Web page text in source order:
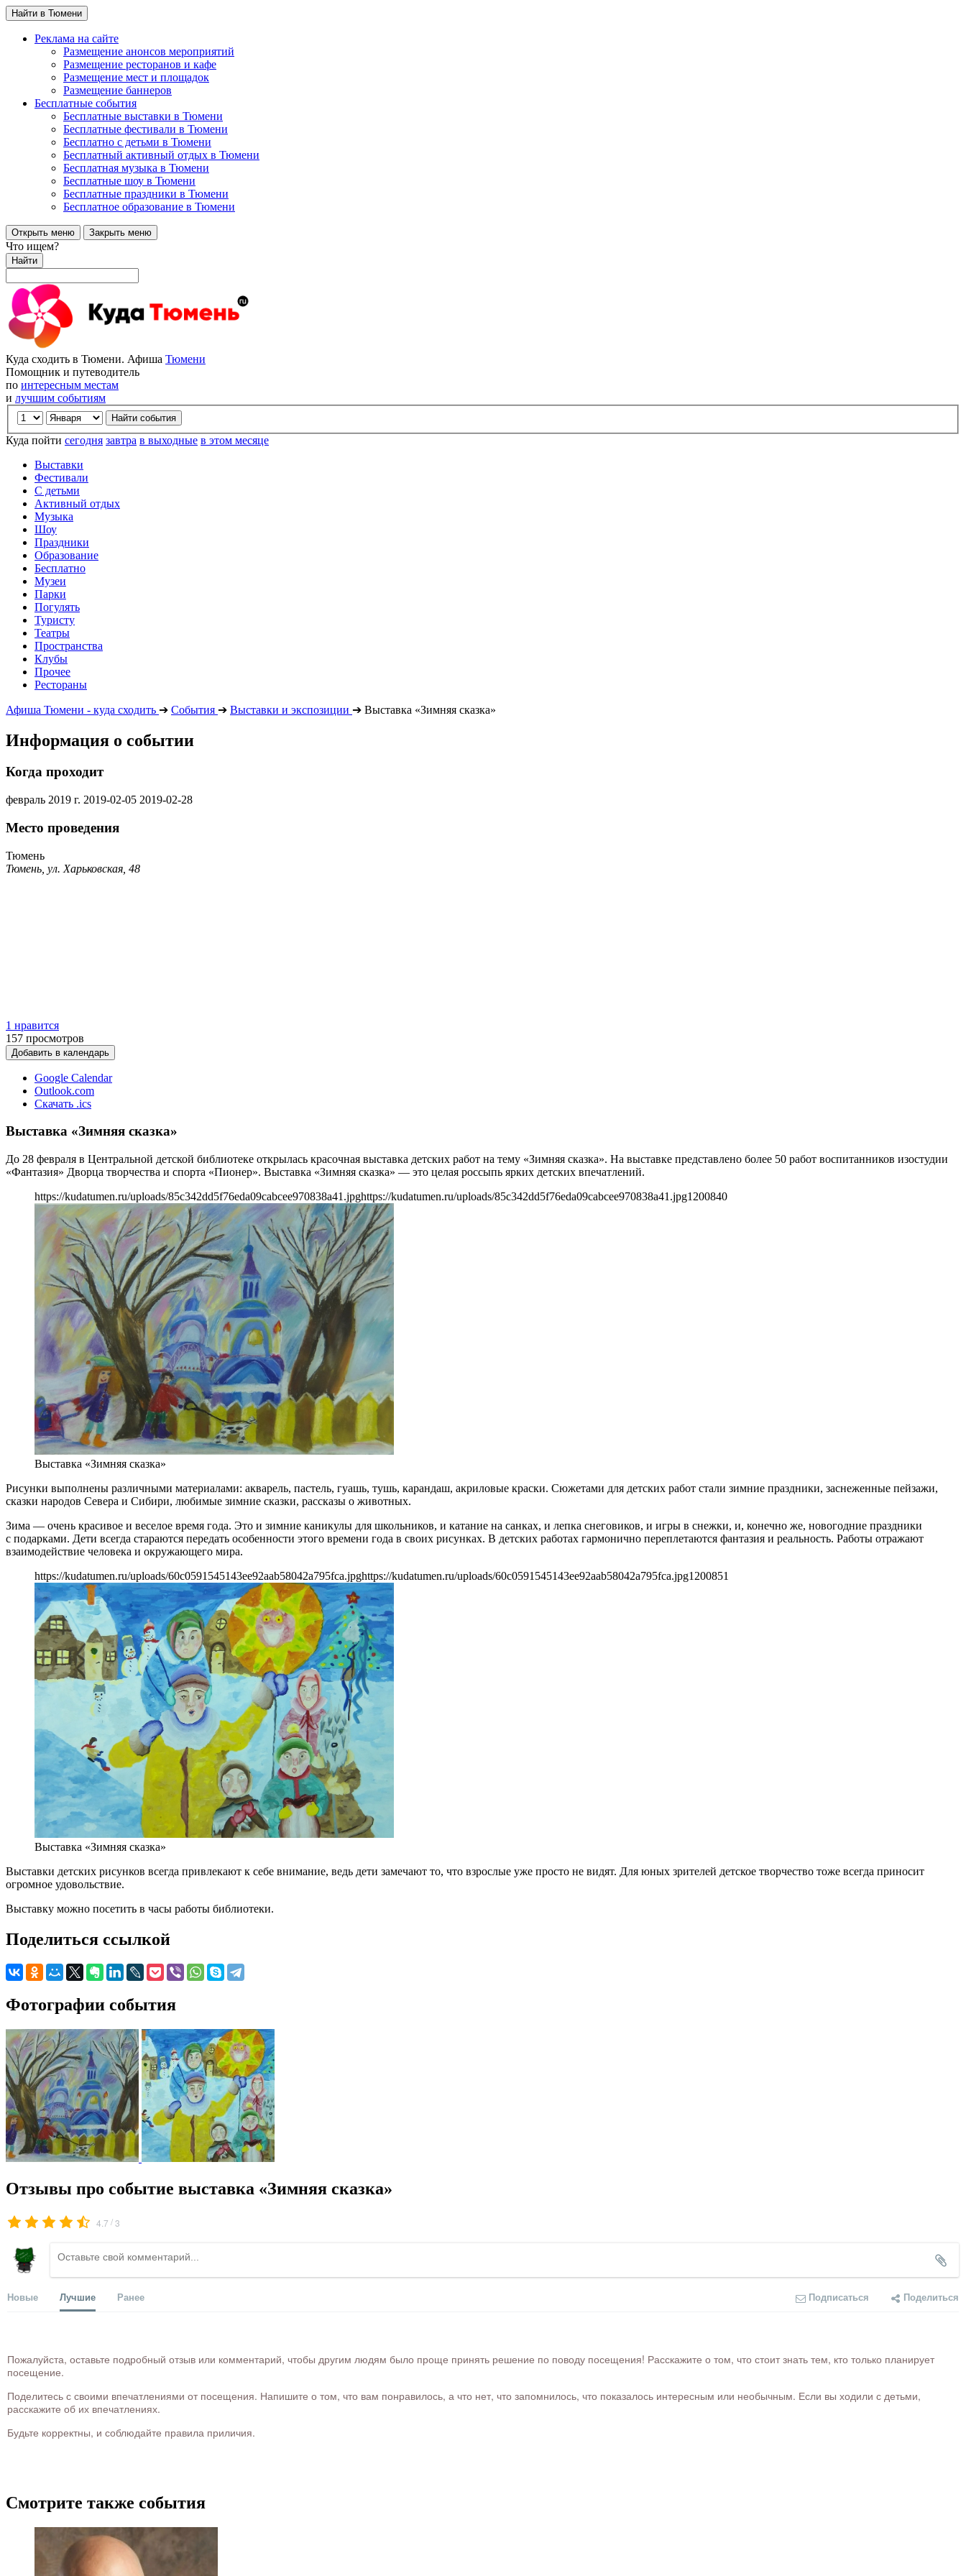
Найти в Тюмени
Реклама на сайте
Размещение анонсов мероприятий
Размещение ресторанов и кафе
Размещение мест и площадок
Размещение баннеров
Бесплатные события
Бесплатные выставки в Тюмени
Бесплатные фестивали в Тюмени
Бесплатно с детьми в Тюмени
Бесплатный активный отдых в Тюмени
Бесплатная музыка в Тюмени
Бесплатные шоу в Тюмени
Бесплатные праздники в Тюмени
Бесплатное образование в Тюмени
Открыть меню Закрыть меню
Что ищем?
Найти
Куда сходить в Тюмени. Афиша Тюмени
Помощник и путеводитель
по интересным местам
и лучшим событиям
Куда пойти сегодня завтра в выходные в этом месяце
Выставки
Фестивали
С детьми
Активный отдых
Музыка
Шоу
Праздники
Образование
Бесплатно
Музеи
Парки
Погулять
Туристу
Театры
Пространства
Клубы
Прочее
Рестораны
Афиша Тюмени - куда сходить ➔ События ➔ Выставки и экспозиции ➔ Выставка «Зимняя сказка»
Информация о событии
Когда проходит
февраль 2019 г. 2019-02-05 2019-02-28
Место проведения
Тюмень
Тюмень, ул. Харьковская, 48
1 нравится
157 просмотров
Добавить в календарь
Google Calendar
Outlook.com
Скачать .ics
Выставка «Зимняя сказка»
До 28 февраля в Центральной детской библиотеке открылась красочная выставка детских работ на тему «Зимняя сказка». На выставке представлено более 50 работ воспитанников изостудии
«Фантазия» Дворца творчества и спорта «Пионер». Выставка «Зимняя сказка» — это целая россыпь ярких детских впечатлений.
https://kudatumen.ru/uploads/85c342dd5f76eda09cabcee970838a41.jpghttps://kudatumen.ru/uploads/85c342dd5f76eda09cabcee970838a41.jpg1200840
Выставка «Зимняя сказка»
Рисунки выполнены различными материалами: акварель, пастель, гуашь, тушь, карандаш, акриловые краски. Сюжетами для детских работ стали зимние праздники, заснеженные пейзажи,
сказки народов Севера и Сибири, любимые зимние сказки, рассказы о животных.
Зима — очень красивое и веселое время года. Это и зимние каникулы для школьников, и катание на санках, и лепка снеговиков, и игры в снежки, и, конечно же, новогодние праздники
с подарками. Дети всегда стараются передать особенности этого времени года в своих рисунках. В детских работах гармонично переплетаются фантазия и реальность. Работы отражают
взаимодействие человека и окружающего мира.
https://kudatumen.ru/uploads/60c0591545143ee92aab58042a795fca.jpghttps://kudatumen.ru/uploads/60c0591545143ee92aab58042a795fca.jpg1200851
Выставка «Зимняя сказка»
Выставки детских рисунков всегда привлекают к себе внимание, ведь дети замечают то, что взрослые уже просто не видят. Для юных зрителей детское творчество тоже всегда приносит
огромное удовольствие.
Выставку можно посетить в часы работы библиотеки.
Поделиться ссылкой
Фотографии события
Отзывы про событие выставка «Зимняя сказка»
4.7 /3
Новые Лучшие Ранее Подписаться Поделиться
Пожалуйста, оставьте подробный отзыв или комментарий, чтобы другим людям было проще принять решение по поводу посещения! Расскажите о том, что стоит знать тем, кто только планирует
посещение.
Поделитесь с своими впечатлениями от посещения. Напишите о том, что вам понравилось, а что нет, что запомнилось, что показалось интересным или необычным. Если вы ходили с детьми,
расскажите об их впечатлениях.
Будьте корректны, и соблюдайте правила приличия.
Смотрите также события